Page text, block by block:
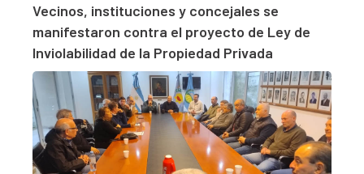
Vecinos, instituciones y concejales se
manifestaron contra el proyecto de Ley de
Inviolabilidad de la Propiedad Privada